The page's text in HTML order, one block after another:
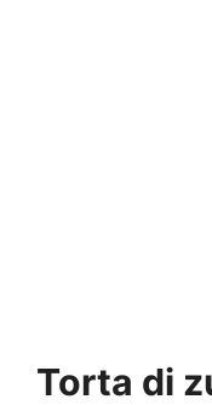
Torta di